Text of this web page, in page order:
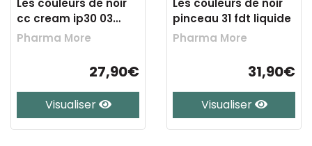
Les couleurs de noir
cc cream ip30 03
moyen 30ml
Pharma More
27,90€
Visualiser
Les couleurs de noir
pinceau 31 fdt liquide
Pharma More
31,90€
Visualiser